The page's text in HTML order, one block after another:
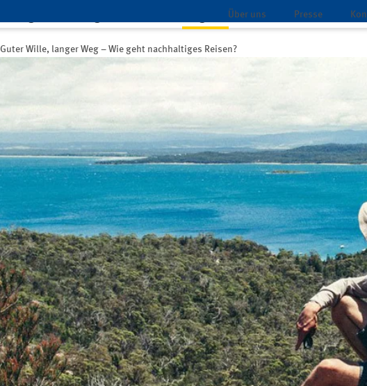
Über uns Presse
Infothek
Guter Wille, langer Weg – Wie geht nachhaltiges Reisen?